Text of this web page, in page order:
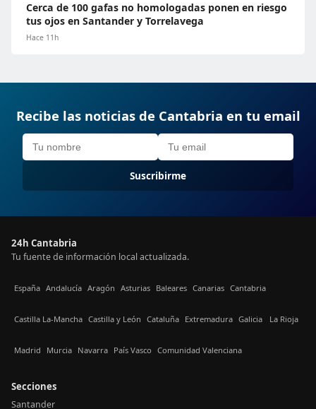
Cerca de 100 gafas no homologadas ponen en riesgo
tus ojos en Santander y Torrelavega
Hace 11h
Recibe las noticias de Cantabria en tu email
Suscribirme
24h Cantabria
Tu fuente de información local actualizada.
España Andalucía Aragón Asturias Baleares Canarias Cantabria
Castilla La-Mancha Castilla y León Cataluña Extremadura Galicia La Rioja
Madrid Murcia Navarra País Vasco Comunidad Valenciana
Secciones
Santander